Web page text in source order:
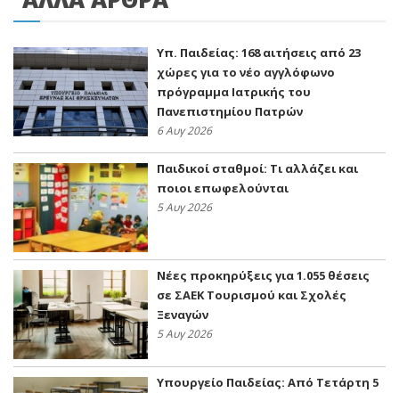
Υπ. Παιδείας: 168 αιτήσεις από 23
χώρες για το νέο αγγλόφωνο
πρόγραμμα Ιατρικής του
Πανεπιστημίου Πατρών
6 Αυγ 2026
Παιδικοί σταθμοί: Τι αλλάζει και
ποιοι επωφελούνται
5 Αυγ 2026
Νέες προκηρύξεις για 1.055 θέσεις
σε ΣΑΕΚ Τουρισμού και Σχολές
Ξεναγών
5 Αυγ 2026
Υπουργείο Παιδείας: Από Τετάρτη 5